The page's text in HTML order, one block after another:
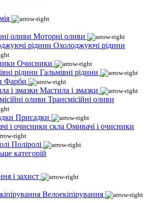
Моторні оливи
Охолоджуючі рідини
Очисники
Гальмівні рідини
Фарби
Мастила і змазки
Трансмісійні оливи
Присадки
Омивачі і очисники
Поліролі
категорій
і захист
Велоекіпірування